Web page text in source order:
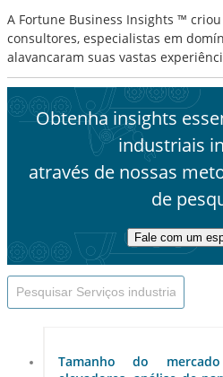
A Fortune Business Insights ™
consultores, especialistas em
alavancaram suas vastas
Obtenha insights
industriais
através de nossas
de
Fale com um
Tamanho do